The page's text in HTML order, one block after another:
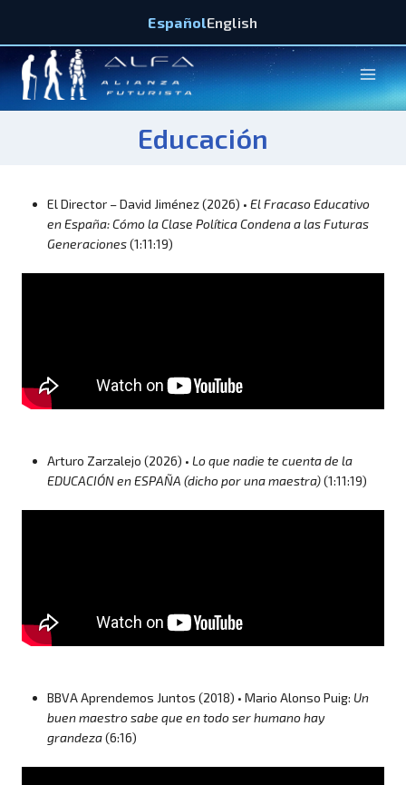
Educación
El Director – David Jiménez (2026) • El Fracaso Educativo
en España: Cómo la Clase Política Condena a las Futuras
Generaciones(1:11:19)
Arturo Zarzalejo (2026) • Lo que nadie te cuenta de la
EDUCACIÓN en ESPAÑA (dicho por una maestra)(1:11:19)
BBVA Aprendemos Juntos (2018) • Mario Alonso Puig: Un
buen maestro sabe que en todo ser humano hay
grandeza(6:16)
EspañolEnglish